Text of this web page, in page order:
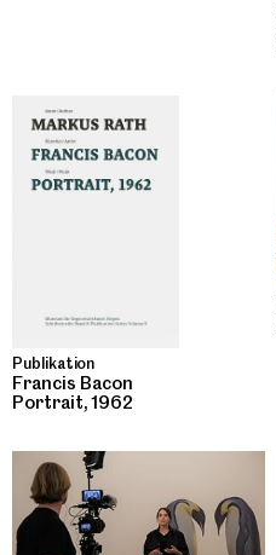
Publikation
Francis Bacon
Portrait, 1962